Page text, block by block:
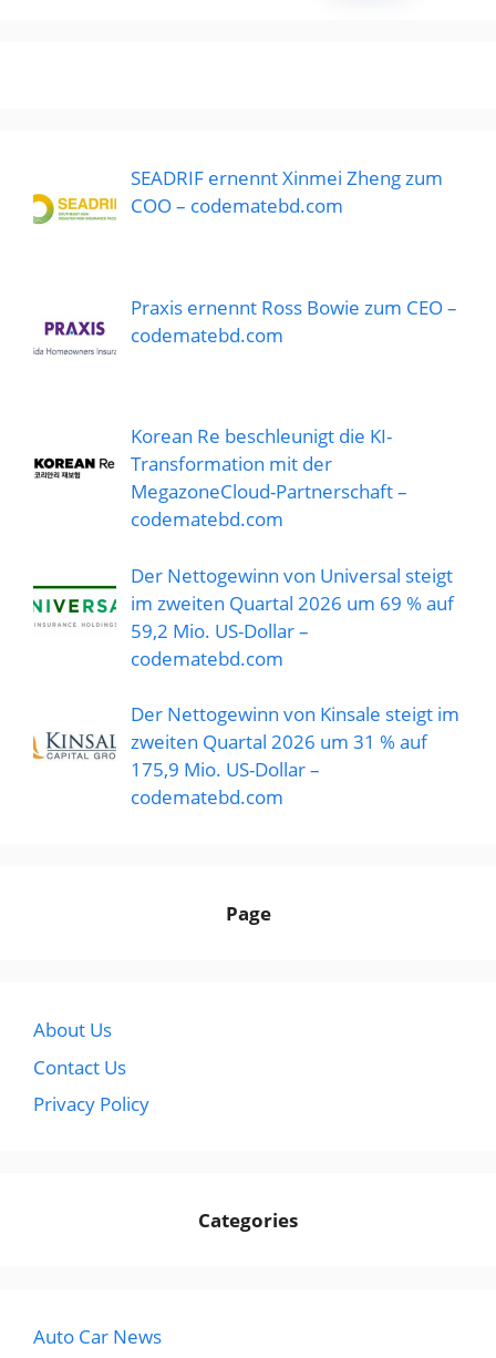
SEADRIF ernennt Xinmei Zheng zum
COO – codematebd.com
Praxis ernennt Ross Bowie zum CEO –
codematebd.com
Korean Re beschleunigt die KI-
Transformation mit der
MegazoneCloud-Partnerschaft –
codematebd.com
Der Nettogewinn von Universal steigt
im zweiten Quartal 2026 um 69 % auf
59,2 Mio. US-Dollar –
codematebd.com
Der Nettogewinn von Kinsale steigt im
zweiten Quartal 2026 um 31 % auf
175,9 Mio. US-Dollar –
codematebd.com
Page
About Us
Contact Us
Privacy Policy
Categories
Auto Car News